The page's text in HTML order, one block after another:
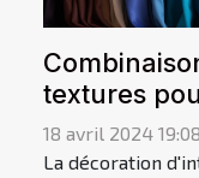
textures
18 avril 2024 19:08
La décoration